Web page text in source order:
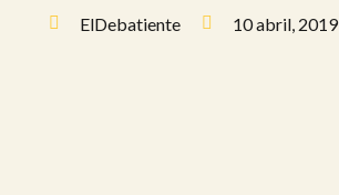
ElDebatiente 10 abril, 2019